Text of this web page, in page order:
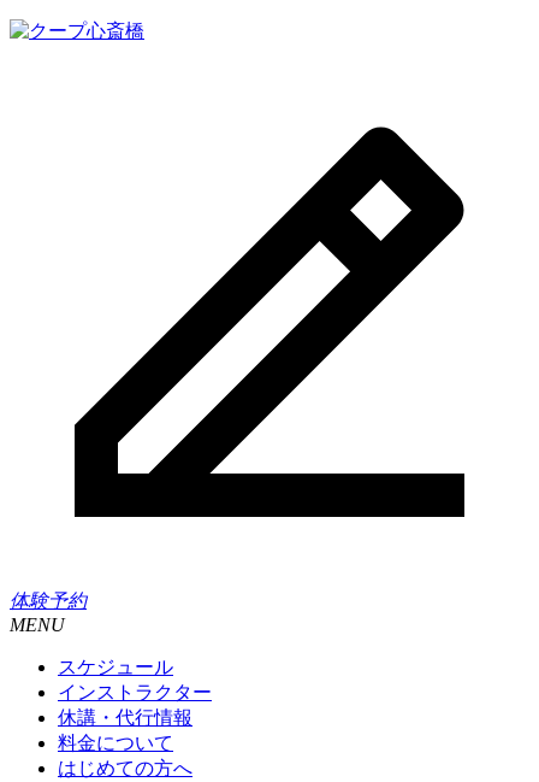
体験予約
MENU
スケジュール
インストラクター
休講・代行情報
料金について
はじめての方へ